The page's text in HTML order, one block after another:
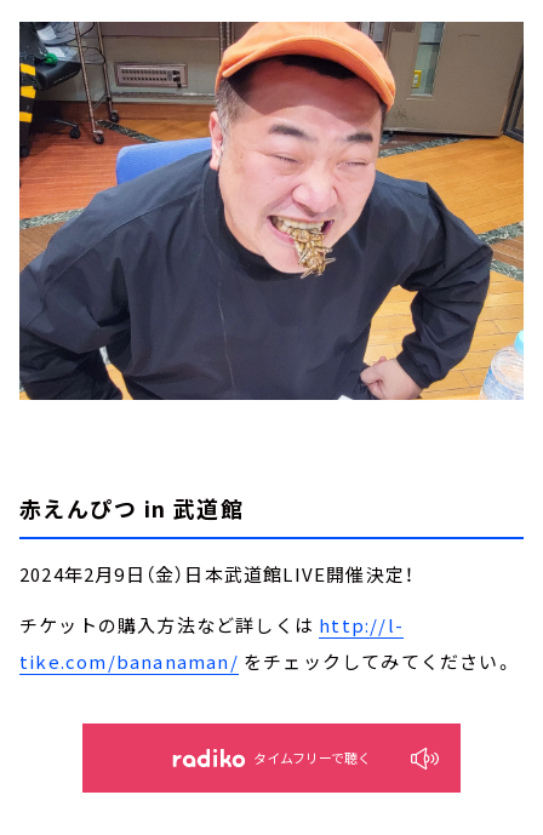
赤えんぴつ in 武道館
2024年2月9日（金）日本武道館LIVE開催決定！
チケットの購入方法など詳しくは http://l-
tike.com/bananaman/ をチェックしてみてください。
タイムフリーで聴く